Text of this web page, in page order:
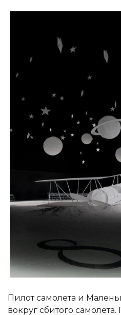
Пилот самолета и
вокруг сбитого